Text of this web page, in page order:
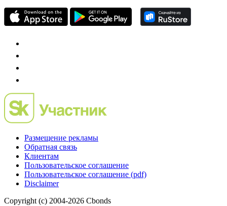
Размещение рекламы
Обратная связь
Клиентам
Пользовательское соглашение
Пользовательское соглашение (pdf)
Disclaimer
Copyright (c) 2004-2026 Cbonds